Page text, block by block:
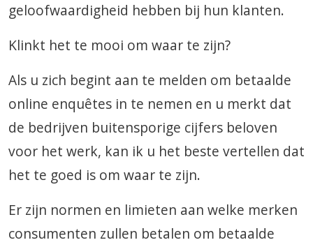
geloofwaardigheid hebben bij hun klanten.
Klinkt het te mooi om waar te zijn?
Als u zich begint aan te melden om betaalde
online enquêtes in te nemen en u merkt dat
de bedrijven buitensporige cijfers beloven
voor het werk, kan ik u het beste vertellen dat
het te goed is om waar te zijn.
Er zijn normen en limieten aan welke merken
consumenten zullen betalen om betaalde